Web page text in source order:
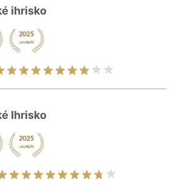
ihrisko
Ihrisko